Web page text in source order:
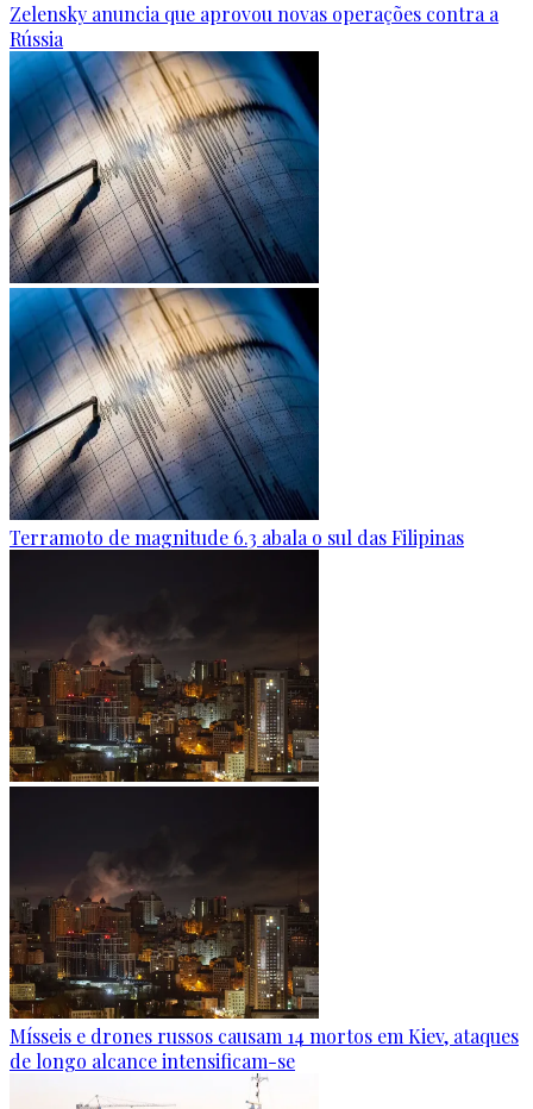
Zelensky anuncia que aprovou novas operações contra a
Rússia
Terramoto de magnitude 6.3 abala o sul das Filipinas
Mísseis e drones russos causam 14 mortos em Kiev, ataques
de longo alcance intensificam-se